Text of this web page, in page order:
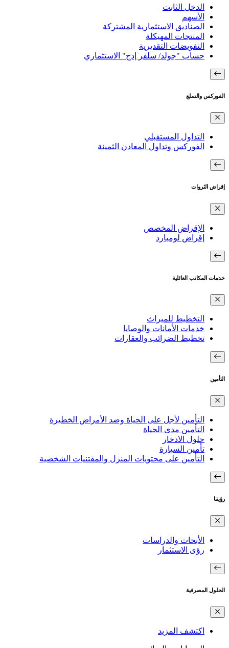
الدخل الثابت
الأسهم
الصناديق الاستثمارية المشتركة
المنتجات المهيكلة
التفويضات التقديرية
حساب "جولد/ سلفر إدج" الاستثماري
الفوركس والسلع
التداول المستقبلي
الفوركس وتداول المعادن الثمينة
إقراض الثروات
الإقراض المخصص
إقراض لومبارد
خدمات المكاتب العائلية
التخطيط للميراث
خدمات الأمانات والوصايا
تخطيط الضرائب والعقارات
التأمين
التأمين لأجل على الحياة وضد الأمراض الخطيرة
التأمين مدى الحياة
حلول الادخار
تأمين السيارة
التأمين على محتويات المنزل والمقتنيات الشخصية
رؤيتنا
الأبحاث والدراسات
رؤى الاستثمار
الحلول المصرفية
اكتشف المزيد